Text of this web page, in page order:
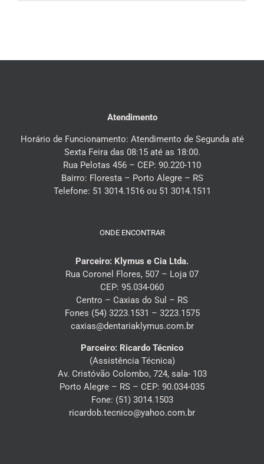
Atendimento
Horário de Funcionamento: Atendimento de Segunda até
Sexta Feira das 08:15 até as 18:00.
Rua Pelotas 456 – CEP: 90.220-110
Bairro: Floresta – Porto Alegre – RS
Telefone: 51 3014.1516 ou 51 3014.1511
ONDE ENCONTRAR
Parceiro: Klymus e Cia Ltda.
Rua Coronel Flores, 507 – Loja 07
CEP: 95.034-060
Centro – Caxias do Sul – RS
Fones (54) 3223.1531 – 3223.1575
caxias@dentariaklymus.com.br
Parceiro: Ricardo Técnico
(Assistência Técnica)
Av. Cristóvão Colombo, 724, sala- 103
Porto Alegre – RS – CEP: 90.034-035
Fone: (51) 3014.1503
ricardob.tecnico@yahoo.com.br